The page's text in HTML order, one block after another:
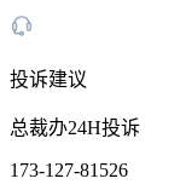
投诉建议
总裁办24H投诉
173-127-81526